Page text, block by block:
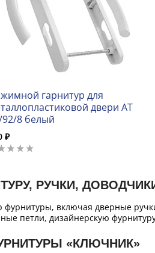
гарнитур для
двери AT
8 белый
₽
РУЧКИ,
включая дверные
петли, дизайнерскую
«КЛЮЧНИК»